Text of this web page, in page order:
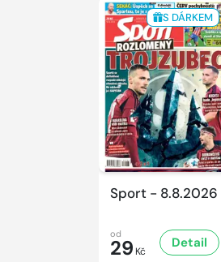
S DÁRKEM
Sport - 8.8.2026
od
29 Kč
Detail